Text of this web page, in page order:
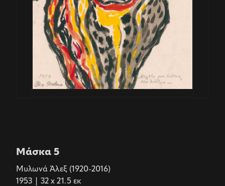
Μάσκα 5
Μυλωνά Άλεξ (1920-2016)
1953 | 32 x 21.5 εκ